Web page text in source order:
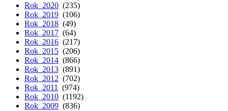
Rok 2020 (235)
Rok 2019 (106)
Rok 2018 (49)
Rok 2017 (64)
Rok 2016 (217)
Rok 2015 (206)
Rok 2014 (866)
Rok 2013 (891)
Rok 2012 (702)
Rok 2011
(974)
Rok 2010 (1192)
Rok 2009 (836)